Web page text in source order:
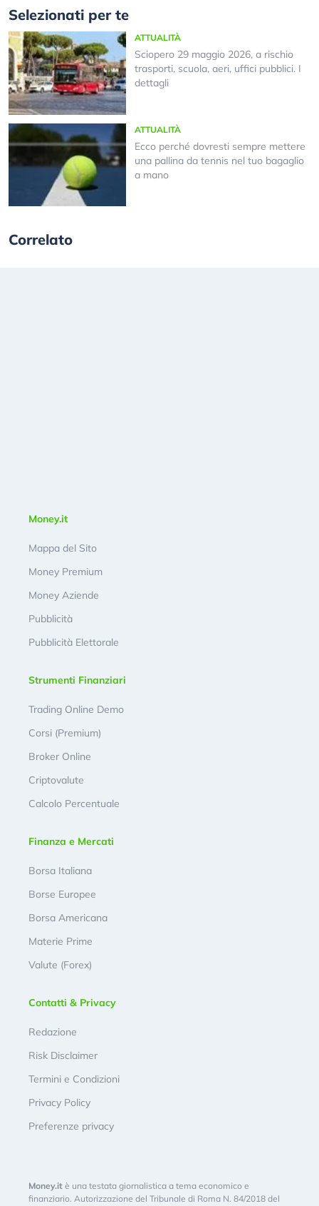
Selezionati per te
ATTUALITÀ
Sciopero 29 maggio 2026, a rischio
trasporti, scuola, aeri, uffici pubblici. I
dettagli
ATTUALITÀ
Ecco perché dovresti sempre mettere
una pallina da tennis nel tuo bagaglio
a mano
Correlato
Money.it
Mappa del Sito
Money Premium
Money Aziende
Pubblicità
Pubblicità Elettorale
Strumenti Finanziari
Trading Online Demo
Corsi (Premium)
Broker Online
Criptovalute
Calcolo Percentuale
Finanza e Mercati
Borsa Italiana
Borse Europee
Borsa Americana
Materie Prime
Valute (Forex)
Contatti & Privacy
Redazione
Risk Disclaimer
Termini e Condizioni
Privacy Policy
Preferenze privacy
Money.it è una testata giornalistica a tema economico e
finanziario. Autorizzazione del Tribunale di Roma N. 84/2018 del